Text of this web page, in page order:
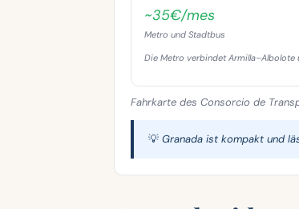
~35€/mes
Metro und Stadtbus
Die Metro verbindet Armilla–Albolote
Fahrkarte des Consorcio de
💡 Granada ist kompakt und